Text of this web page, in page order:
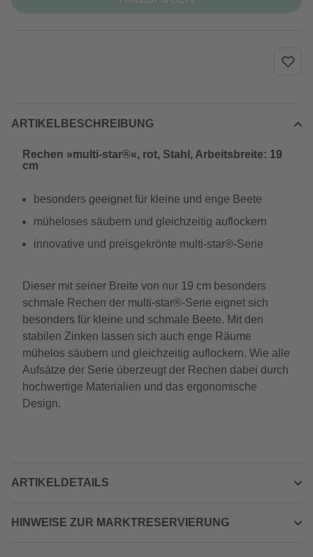
ARTIKELBESCHREIBUNG
Rechen »multi-star®«, rot, Stahl, Arbeitsbreite: 19
cm
besonders geeignet für kleine und enge Beete
müheloses säubern und gleichzeitig auflockern
innovative und preisgekrönte multi-star®-Serie
Dieser mit seiner Breite von nur 19 cm besonders
schmale Rechen der multi-star®-Serie eignet sich
besonders für kleine und schmale Beete. Mit den
stabilen Zinken lassen sich auch enge Räume
mühelos säubern und gleichzeitig auflockern. Wie alle
Aufsätze der Serie überzeugt der Rechen dabei durch
hochwertige Materialien und das ergonomische
Design.
ARTIKELDETAILS
HINWEISE ZUR MARKTRESERVIERUNG